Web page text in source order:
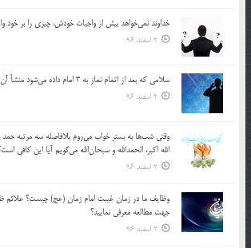
خداوند نمي‌خواهد بيش از واجبات خودش، چيزي را بر
2 اسفند 96
سلامي كه بعد از اتمام نماز به 3 امام داده مي‌شود منشأ آن چيست؟
2 اسفند 96
وقتي شب‌ها به بستر خواب مي‌روم بلافاصله سه مرتبه
الله اكبر، الحمدالله و سبحان‌الله مي‌گويم آيا اين كافي
2 اسفند 96
وظايف ما در زمان غيبت امام زمان (عج) چيست؟ علائم
جهت مطالعه معرفي نماييد؟
2 اسفند 96